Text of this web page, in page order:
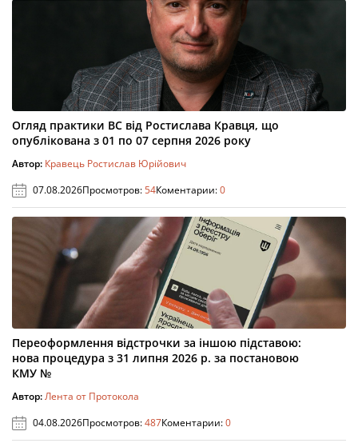
Огляд практики ВС від Ростислава Кравця, що
опублікована з 01 по 07 серпня 2026 року
Автор: Кравець Ростислав Юрійович
07.08.2026Просмотров:54Коментарии:0
Переоформлення відстрочки за іншою підставою:
нова процедура з 31 липня 2026 р. за постановою
КМУ №
Автор:Лента от Протокола
04.08.2026Просмотров:487Коментарии:0